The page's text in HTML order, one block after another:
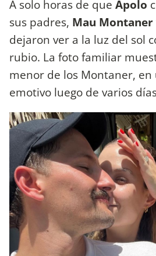
A solo horas de que Apolo
sus padres, Mau Montaner
dejaron ver a la luz del sol
rubio. La foto familiar
menor de los Montaner,
emotivo luego de varios